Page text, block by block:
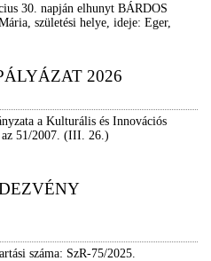
30. napján elhunyt BÁRDOS
születési helye, ideje: Eger,
2026
a Kulturális és Innovációs
51/2007. (III. 26.)
száma: SzR-75/2025.